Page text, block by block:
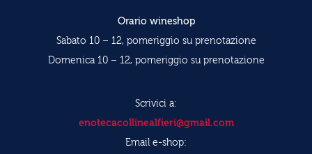
Orario wineshop
Sabato 10 – 12, pomeriggio su prenotazione
Domenica 10 – 12, pomeriggio su prenotazione
Scrivici a:
enotecacollinealfieri@gmail.com
Email e-shop: